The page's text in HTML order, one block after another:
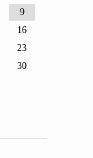
9
16
23
30